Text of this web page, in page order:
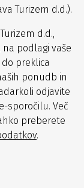
Turizem d.d.).
d.d.,
na podlagi vaše
do preklica
ponudb in
odjavite
sporočilu. Več
preberete
.